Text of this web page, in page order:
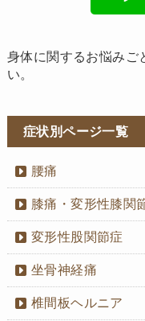
身体に関するお悩みご
い。
症状別ページ一覧
腰痛
膝痛・変形性膝関
変形性股関節症
坐骨神経痛
椎間板ヘルニア